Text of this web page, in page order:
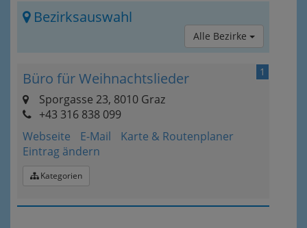
Bezirksauswahl
Alle Bezirke
1
Büro für Weihnachtslieder
Sporgasse 23, 8010 Graz
+43 316 838 099
Webseite
E-Mail
Karte & Routenplaner
Eintrag ändern
Kategorien